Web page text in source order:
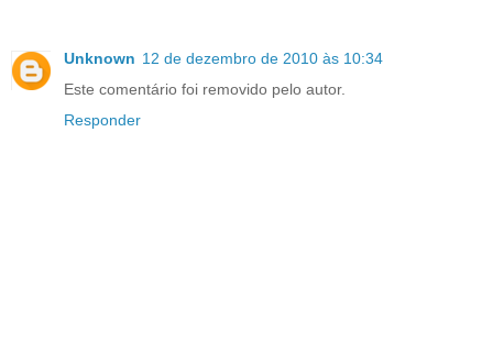
Unknown 12 de dezembro de 2010 às 10:34
Este comentário foi removido pelo autor.
Responder